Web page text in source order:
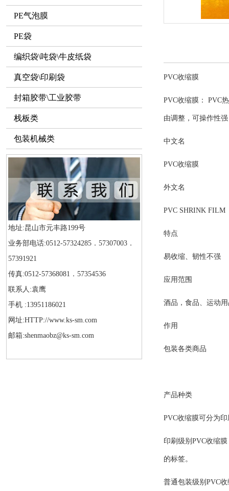
PE气泡膜
PE袋
编织袋\吨袋\牛皮纸袋
真空袋\印刷袋
封箱胶带\工业胶带
栈板类
包装机械类
地址:昆山市元丰路199号
业务部电话:0512-57324285．57307003．
57391921
传真:0512-57368081．57354536
联系人:袁鹰
手机 :13951186021
网址:HTTP://www.ks-sm.com
邮箱:shenmaobz@ks-sm.com
PVC收缩膜
PVC收缩膜： PVC
由调整，可操作性
中文名
PVC收缩膜
外文名
PVC SHRINK FILM
特点
易收缩、韧性不强
应用范围
酒品，食品、运动
作用
包装各类商品
产品种类
PVC收缩膜可分为
印刷级别 PVC收缩
的标签。
普通包装级别 PVC收